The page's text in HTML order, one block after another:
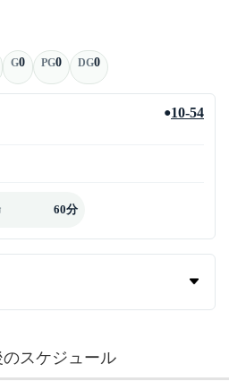
G0 PG0 DG0
●10-54
60分
スケジュール